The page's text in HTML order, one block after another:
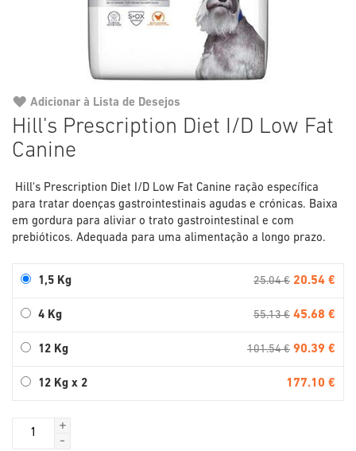
Hill's Prescription Diet I/D Low Fat
Canine
Hill's Prescription Diet I/D Low Fat Canine ração específica
para tratar doenças gastrointestinais agudas e crónicas. Baixa
em gordura para aliviar o trato gastrointestinal e com
prebióticos. Adequada para uma alimentação a longo prazo.
1,5 Kg 25.04 € 20.54 €
4 Kg 55.13 € 45.68 €
12 Kg 101.54 € 90.39 €
12 Kg x 2 177.10 €
+
-
Adicionar à Lista de Desejos
para
da
Galeria
imagens